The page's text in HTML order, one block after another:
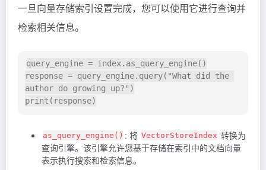
一旦向量存储索引设置完成，您可以使用它进行查询并
检索相关信息。
query_engine = index.as_query_engine()
response = query_engine.query("What did the
author do growing up?")
as_query_engine() : 将 VectorStoreIndex 转换为
查询引擎。该引擎允许您基于存储在索引中的文档向量
表示执行搜索和检索信息。